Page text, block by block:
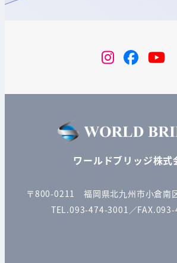
instagram
ワールドブリッジ株式
〒800-0211 福岡県北九州市小倉南
TEL.093-474-3001／